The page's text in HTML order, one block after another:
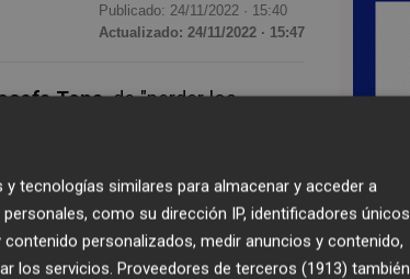
Publicado: 24/11/2022 · 15:40
Actualizado: 24/11/2022 · 15:47
Tena, de "perder los
la ecuanimidad que se
amordazar a quienes difieren
los vecinos del municipio",
tecnologías similares para almacenar y acceder a
como su dirección IP, identificadores únicos
personalizados, medir anuncios y contenido,
los servicios. Proveedores de terceros (1913) también